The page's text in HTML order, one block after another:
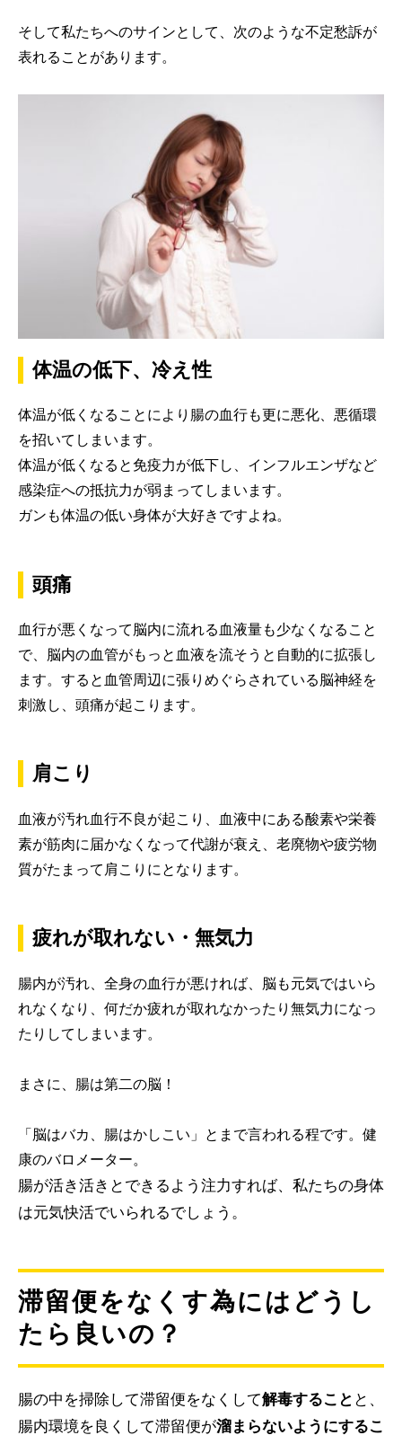
そして私たちへのサインとして、次のような不定愁訴が
表れることがあります。
体温の低下、冷え性
体温が低くなることにより腸の血行も更に悪化、悪循環
を招いてしまいます。
体温が低くなると免疫力が低下し、インフルエンザなど
感染症への抵抗力が弱まってしまいます。
ガンも体温の低い身体が大好きですよね。
頭痛
血行が悪くなって脳内に流れる血液量も少なくなること
で、脳内の血管がもっと血液を流そうと自動的に拡張し
ます。すると血管周辺に張りめぐらされている脳神経を
刺激し、頭痛が起こります。
肩こり
血液が汚れ血行不良が起こり、血液中にある酸素や栄養
素が筋肉に届かなくなって代謝が衰え、老廃物や疲労物
質がたまって肩こりにとなります。
疲れが取れない・無気力
腸内が汚れ、全身の血行が悪ければ、脳も元気ではいら
れなくなり、何だか疲れが取れなかったり無気力になっ
たりしてしまいます。
まさに、腸は第二の脳！
「脳はバカ、腸はかしこい」とまで言われる程です。健
康のバロメーター。
腸が活き活きとできるよう注力すれば、私たちの身体
は元気快活でいられるでしょう。
滞留便をなくす為にはどうし
たら良いの？
腸の中を掃除して滞留便をなくして解毒すること と、
腸内環境を良くして滞留便が溜まらないようにするこ